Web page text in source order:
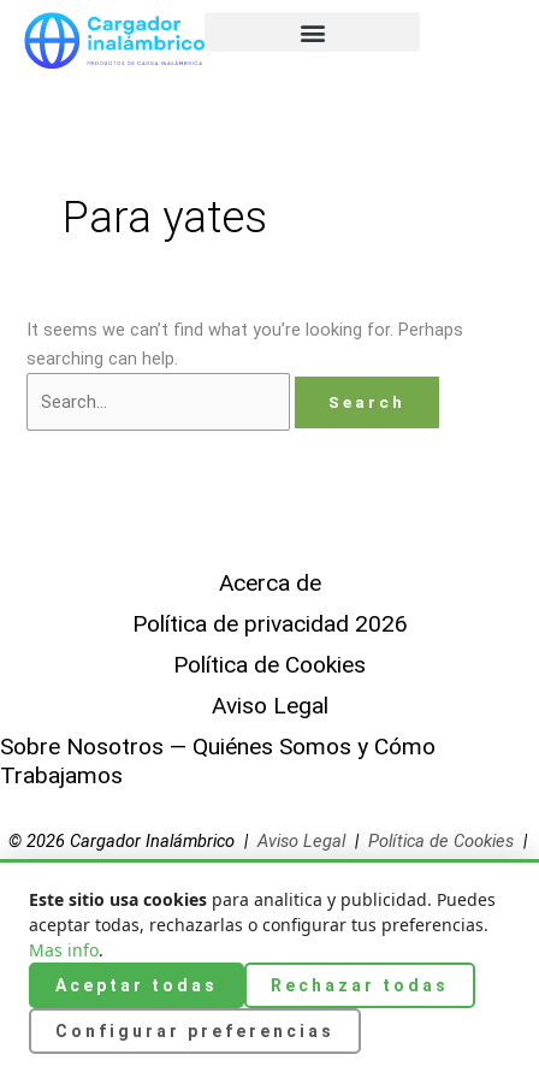
Este sitio usa cookies para analitica y publicidad. Puedes
aceptar todas, rechazarlas o configurar tus preferencias.
Mas info.
Aceptar todas Rechazar todas
Configurar preferencias
content
Para yates
It seems we can’t find what you’re looking for. Perhaps
searching can help.
Search
for:
Acerca de
Política de privacidad 2026
Política de Cookies
Aviso Legal
Sobre Nosotros — Quiénes Somos y Cómo
Trabajamos
© 2026 Cargador Inalámbrico |Aviso Legal| Política de Cookies|